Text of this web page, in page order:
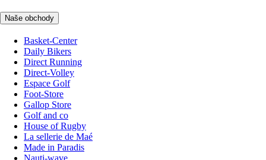
Naše obchody
Basket-Center
Daily Bikers
Direct Running
Direct-Volley
Espace Golf
Foot-Store
Gallop Store
Golf and co
House of Rugby
La sellerie de Maé
Made in Paradis
Nauti-wave